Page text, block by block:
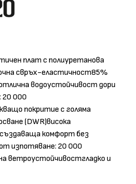
плат с полиуретанова
свръх-еластичност85%
водоустойчивост дори
20 000
покритие с голяма
(DWR)висока
комфорт без
изпотяване: 20 000
ветроустойчивостгладко и